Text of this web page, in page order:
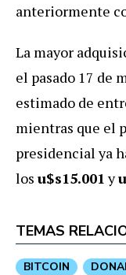
anteriormente
La mayor
el pasado 17 de
estimado de
mientras que el
presidencial ya
los u$s15.001 y
TEMAS
BITCOIN